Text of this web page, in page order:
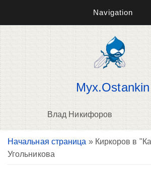
Navigation
Myx.Ostankin
Влад Никифоров
Вы здесь
Начальная страница » Киркоров в
Угольникова